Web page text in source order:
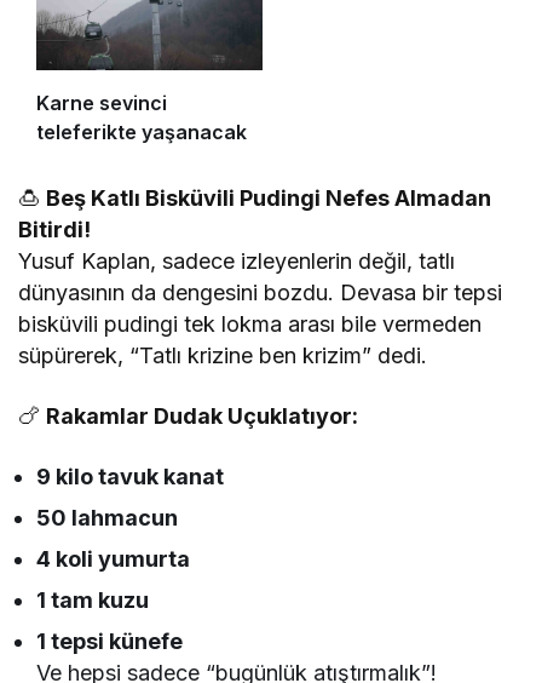
Karne sevinci
teleferikte yaşanacak
🍮 Beş Katlı Bisküvili Pudingi Nefes Almadan
Bitirdi!
Yusuf Kaplan, sadece izleyenlerin değil, tatlı
dünyasının da dengesini bozdu. Devasa bir tepsi
bisküvili pudingi tek lokma arası bile vermeden
süpürerek, “Tatlı krizine ben krizim” dedi.
🍗 Rakamlar Dudak Uçuklatıyor:
9 kilo tavuk kanat
50 lahmacun
4 koli yumurta
1 tam kuzu
1 tepsi künefe
Ve hepsi sadece “bugünlük atıştırmalık”!